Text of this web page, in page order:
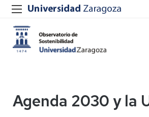
Agenda 2030 y la